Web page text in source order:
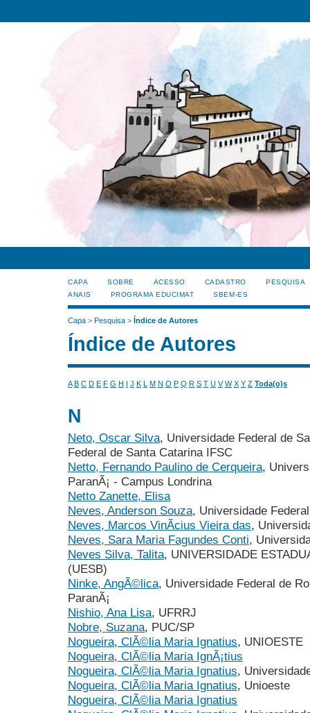
CAPA SOBRE ACESSO CADASTRO
PESQUISA
ANAIS
PROGRAMA EDUCIMAT SBEM-ES
Capa > Pesquisa > Índice de Autores
Índice de Autores
A B C D E F G H I J K L M N O P Q R S T U V W X Y Z Toda(o)s
N
Neto, Oscar Silva, Universidade Federal de
Federal de Santa Catarina IFSC
Netto, Fernando Paulino de Cerqueira,
ParanÃ¡ - Campus Londrina
Netto Zanette, Elisa
Neves, Anderson Souza, Universidade
Neves, Marcos VinÃ­cius Vieira das,
Neves, Sara Maria Fagundes Conti,
Neves Silva, Talita, UNIVERSIDADE
(UESB)
Ninke, AngÃ©lica, Universidade Federal de
ParanÃ¡
Nishio, Ana Lisa, UFRRJ
Nobre, Suzana, PUC/SP
Nogueira, ClÃ©lia Maria Ignatius, UNIOESTE
Nogueira, ClÃ©lia Maria IgnÃ¡tius
Nogueira, ClÃ©lia Maria Ignatius,
Nogueira, ClÃ©lia Maria Ignatius, Unioeste
Nogueira, ClÃ©lia Maria Ignatius